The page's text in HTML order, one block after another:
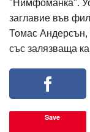
"Нимфоманка".
заглавие във
Томас Андерсън,
със залязваща
Save